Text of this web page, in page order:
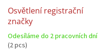
Osvětlení registrační
značky
Odesíláme do 2 pracovních dní
(2 pcs)